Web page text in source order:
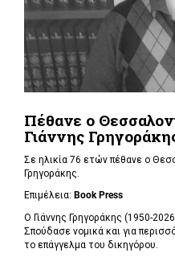
Πέθανε ο
Γιάννης
Σε ηλικία 76 ετών πέθανε ο
Γρηγοράκης.
Επιμέλεια: Book Press
Ο Γιάννης Γρηγοράκης (1950-
Σπούδασε νομικά και για
το επάγγελμα του δικηγόρου.